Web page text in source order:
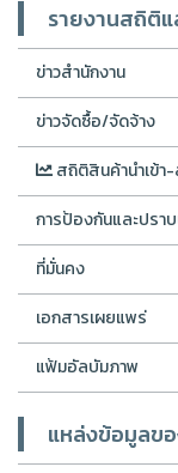
รายงานสถิติแ
ข่าวสำนักงาน
ข่าวจัดซื้อ/จัดจ้าง
สถิติสินค้านำเข้
การป้องกันและปรา
ที่มั่นคง
เอกสารเผยแพร่
แฟ้มอัลบัมภาพ
แหล่งข้อมูลข